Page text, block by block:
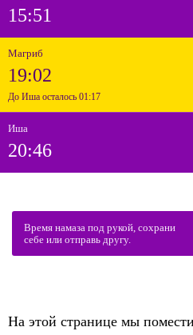
15:51
Магриб
19:02
До Иша осталось 01:17
Иша
20:46
Время намаза под рукой, сохрани
себе или отправь другу.
На этой странице мы